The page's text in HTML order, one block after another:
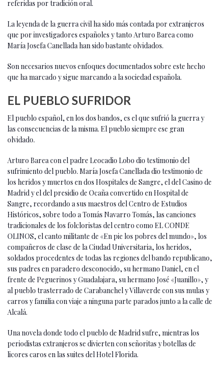
referidas por tradición oral.
La leyenda de la guerra civil ha sido más contada por extranjeros
que por investigadores españoles y tanto Arturo Barea como
María Josefa Canellada han sido bastante olvidados.
Son necesarios nuevos enfoques documentados sobre este hecho
que ha marcado y sigue marcando a la sociedad española.
EL PUEBLO SUFRIDOR
El pueblo español, en los dos bandos, es el que sufrió la guerra y
las consecuencias de la misma. El pueblo siempre ese gran
olvidado.
Arturo Barea con el padre Leocadio Lobo dio testimonio del
sufrimiento del pueblo. María Josefa Canellada dio testimonio de
los heridos y muertos en dos Hospitales de Sangre, el del Casino de
Madrid y el del presidio de Ocaña convertido en Hospital de
Sangre, recordando a sus maestros del Centro de Estudios
Históricos, sobre todo a Tomás Navarro Tomás, las canciones
tradicionales de los folcloristas del centro como EL CONDE
OLINOS, el canto militante de «En pie los pobres del mundo», los
compañeros de clase de la Ciudad Universitaria, los heridos,
soldados procedentes de todas las regiones del bando republicano,
sus padres en paradero desconocido, su hermano Daniel, en el
frente de Peguerinos y Guadalajara, su hermano José «Juanillo», y
al pueblo trasterrado de Carabanchel y Villaverde con sus mulas y
carros y familia con viaje a ninguna parte parados junto a la calle de
Alcalá.
Una novela donde todo el pueblo de Madrid sufre, mientras los
periodistas extranjeros se divierten con señoritas y botellas de
licores caros en las suites del Hotel Florida.